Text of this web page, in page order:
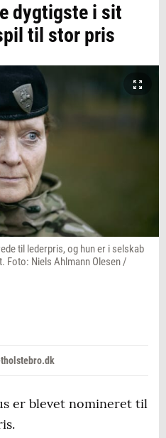
dygtigste i sit
til stor pris
til lederpris, og hun er i selskab
Foto: Niels Ahlmann Olesen /
er blevet nomineret til